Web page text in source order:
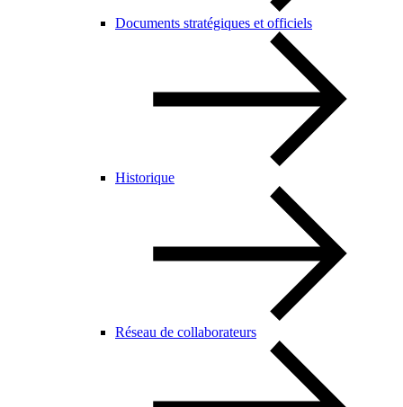
Documents stratégiques et officiels
Historique
Réseau de collaborateurs